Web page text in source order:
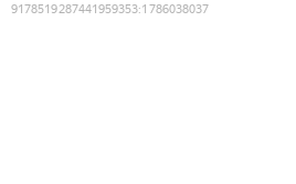
9178519287441959353:1786038037